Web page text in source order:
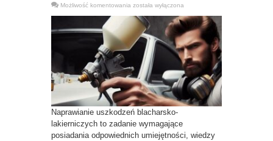
Możliwość komentowania Podkłady
lakiernictwie
samochodowym
–
Klucz
do
Trwałości
Jakości
została wyłączona
Naprawianie uszkodzeń blacharsko-
lakierniczych to zadanie wymagające
posiadania odpowiednich umiejętności, wiedzy